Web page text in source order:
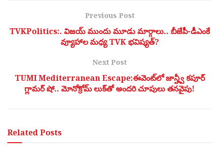
Previous Post
TVKPolitics:. విజయ్ ముందు మూడు మార్గాలు.. బీజేపీ-డీఎంకే
వ్యూహాల మధ్య TVK భవిష్యత్?
Next Post
TUMI Mediterranean Escape:ఈవెంట్‌లో జాన్హ్వీ కపూర్
గ్లామర్ షో.. మోనోక్రోమ్ లుక్‌తో అందరి చూపులు తనవైపు!
RelatedPosts